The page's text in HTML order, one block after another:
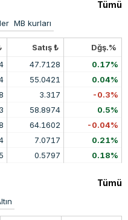
Tümü
MB kurları
Satış ₺ Dğş.%
47.7128 0.17%
55.0421 0.04%
3.317 -0.3%
58.8974 0.5%
64.1602 -0.04%
7.0717 0.21%
0.5797 0.18%
Tümü